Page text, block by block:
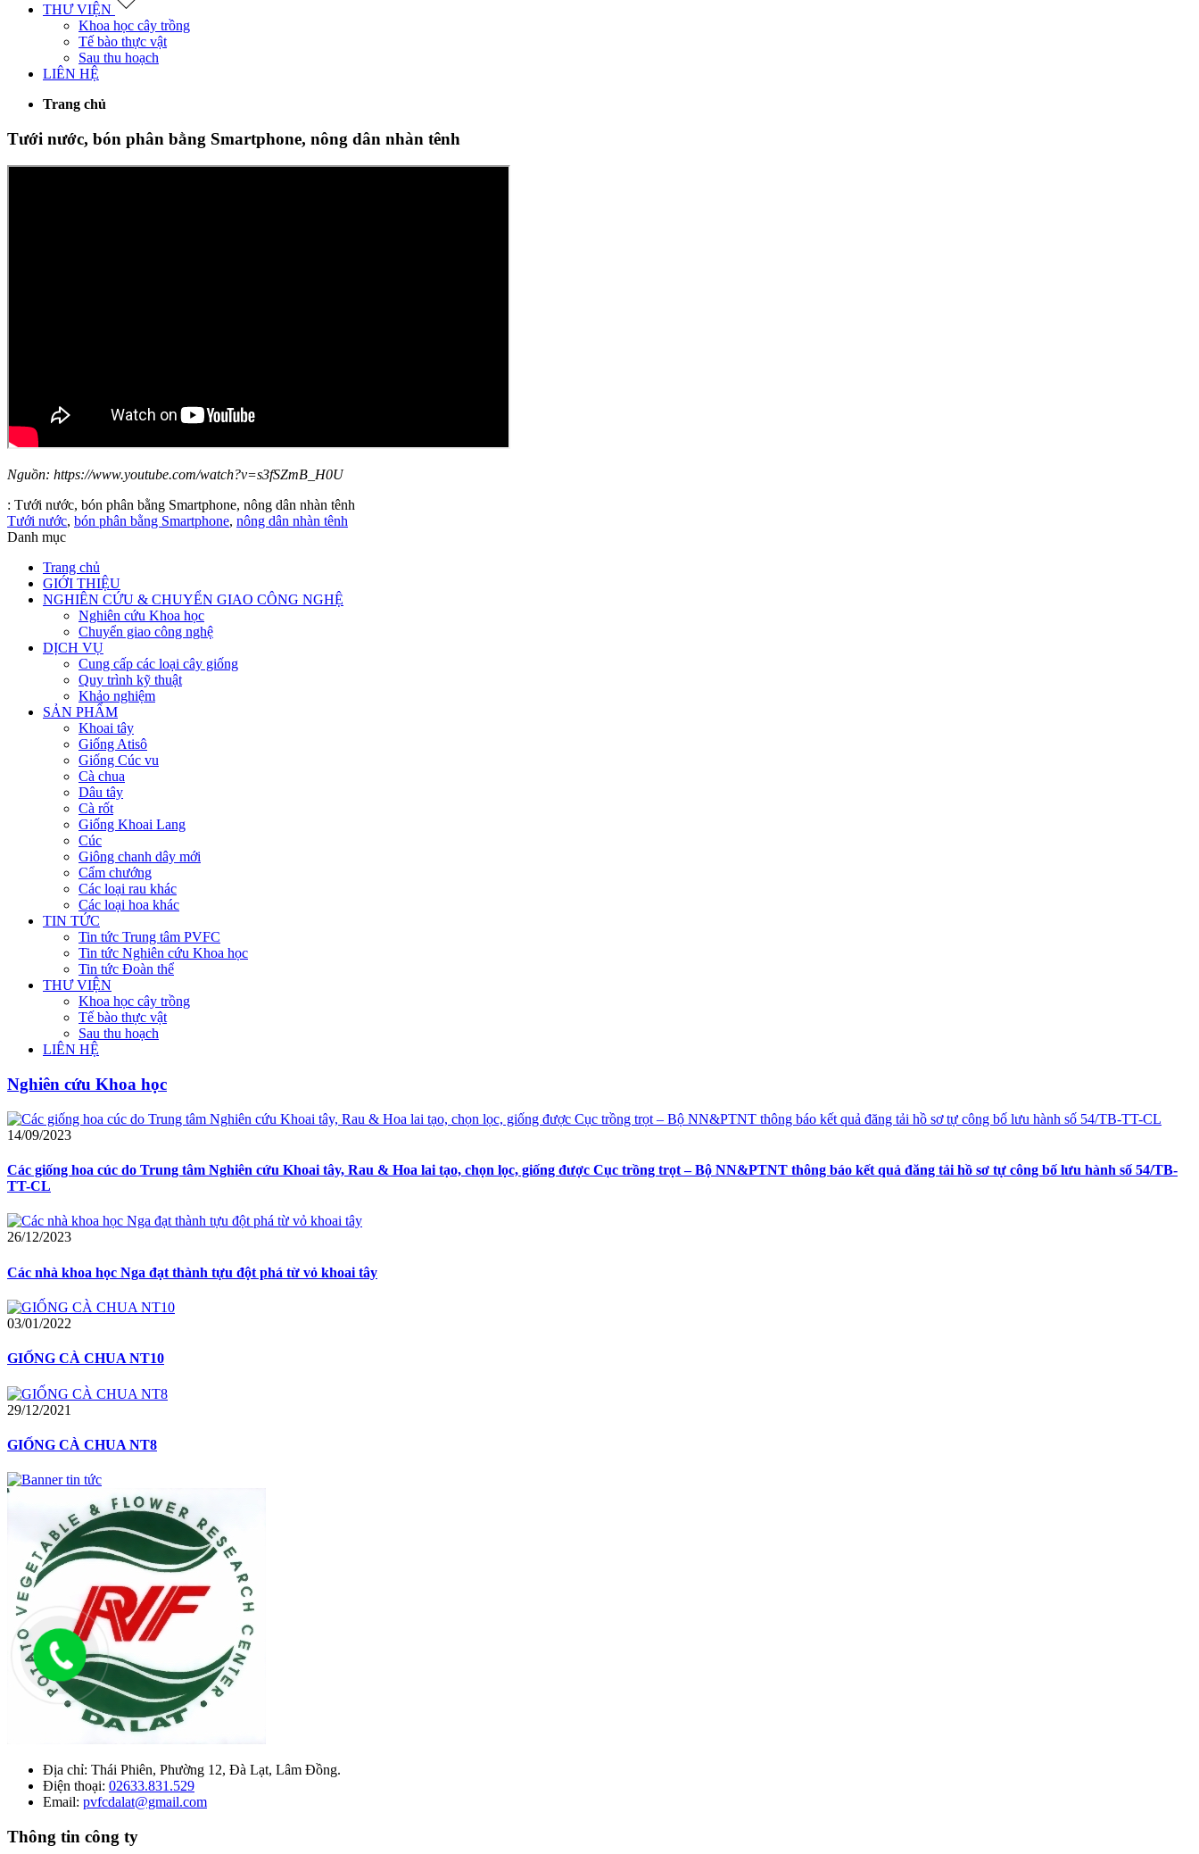
THƯ VIỆN
Khoa học cây trồng
Tế bào thực vật
Sau thu hoạch
LIÊN HỆ
Trang chủ
Tưới nước, bón phân bằng Smartphone, nông dân nhàn tênh
Nguồn: https://www.youtube.com/watch?v=s3fSZmB_H0U
: Tưới nước, bón phân bằng Smartphone, nông dân nhàn tênh
Tưới nước, bón phân bằng Smartphone, nông dân nhàn tênh
Danh mục
Trang chủ
GIỚI THIỆU
NGHIÊN CỨU & CHUYỂN GIAO CÔNG NGHỆ
Nghiên cứu Khoa học
Chuyển giao công nghệ
DỊCH VỤ
Cung cấp các loại cây giống
Quy trình kỹ thuật
Khảo nghiệm
SẢN PHẨM
Khoai tây
Giống Atisô
Giống Cúc vu
Cà chua
Dâu tây
Cà rốt
Giống Khoai Lang
Cúc
Giông chanh dây mới
Cẩm chướng
Các loại rau khác
Các loại hoa khác
TIN TỨC
Tin tức Trung tâm PVFC
Tin tức Nghiên cứu Khoa học
Tin tức Đoàn thể
THƯ VIỆN
Khoa học cây trồng
Tế bào thực vật
Sau thu hoạch
LIÊN HỆ
Nghiên cứu Khoa học
14/09/2023
Các giống hoa cúc do Trung tâm Nghiên cứu Khoai tây, Rau & Hoa lai tạo, chọn lọc, giống được Cục trồng trọt – Bộ NN&PTNT thông báo kết quả đăng tải hồ sơ tự công bố lưu hành số 54/TB-
TT-CL
26/12/2023
Các nhà khoa học Nga đạt thành tựu đột phá từ vỏ khoai tây
03/01/2022
GIỐNG CÀ CHUA NT10
29/12/2021
GIỐNG CÀ CHUA NT8
Địa chỉ: Thái Phiên, Phường 12, Đà Lạt, Lâm Đồng.
Điện thoại: 02633.831.529
Email: pvfcdalat@gmail.com
Thông tin công ty